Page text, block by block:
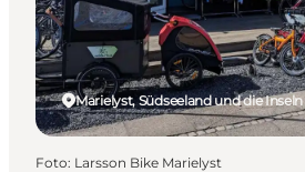
Reiseplanung
Marielyst, Südseeland und die Inseln
Foto: Larsson Bike Marielyst